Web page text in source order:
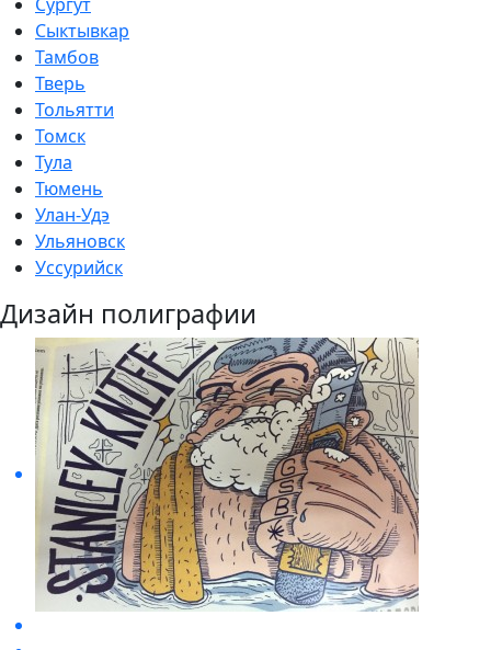
Сургут
Сыктывкар
Тамбов
Тверь
Тольятти
Томск
Тула
Тюмень
Улан-Удэ
Ульяновск
Уссурийск
Дизайн полиграфии